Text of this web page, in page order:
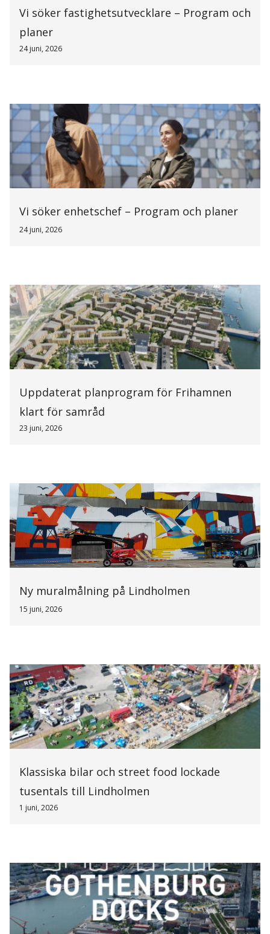
Vi söker fastighetsutvecklare – Program och
planer
24 juni, 2026
Vi söker enhetschef – Program och planer
24 juni, 2026
Uppdaterat planprogram för Frihamnen
klart för samråd
23 juni, 2026
Ny muralmålning på Lindholmen
15 juni, 2026
Klassiska bilar och street food lockade
tusentals till Lindholmen
1 juni, 2026